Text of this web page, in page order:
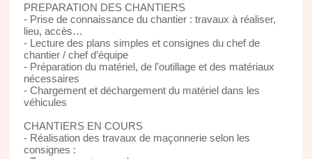
PREPARATION DES CHANTIERS
- Prise de connaissance du chantier : travaux à réaliser,
lieu, accès…
- Lecture des plans simples et consignes du chef de
chantier / chef d’équipe
- Préparation du matériel, de l’outillage et des matériaux
nécessaires
- Chargement et déchargement du matériel dans les
véhicules
CHANTIERS EN COURS
- Réalisation des travaux de maçonnerie selon les
consignes :